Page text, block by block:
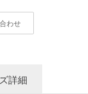
わせ
詳細